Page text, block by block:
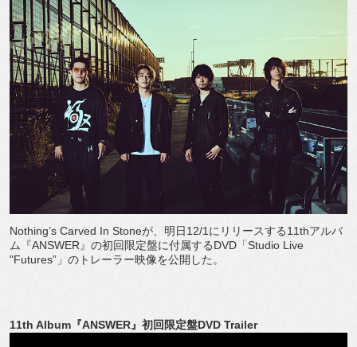
Nothing’s Carved In Stoneが、明日12/1にリリースする11thアルバ
ム『ANSWER』の初回限定盤に付属するDVD「Studio Live
"Futures”」のトレーラー映像を公開した。
11th Album『ANSWER』初回限定盤DVD Trailer